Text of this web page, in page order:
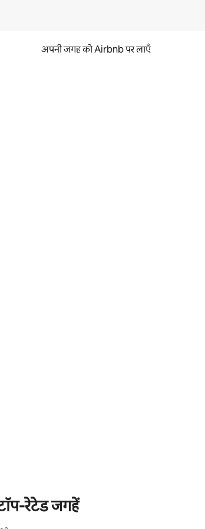
अपनी जगह को Airbnb पर लाएँ
रेटेड जगहें